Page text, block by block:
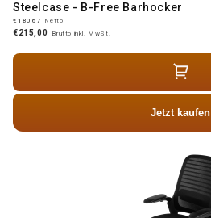
Steelcase - B-Free Barhocker
€180,67 Netto
€215,00 Brutto inkl. MwSt.
Jetzt kaufen